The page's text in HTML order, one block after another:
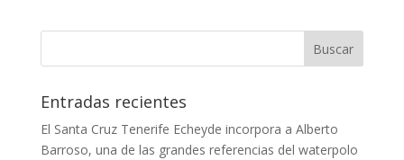
Entradas recientes
El Santa Cruz Tenerife Echeyde incorpora a Alberto
Barroso, una de las grandes referencias del waterpolo